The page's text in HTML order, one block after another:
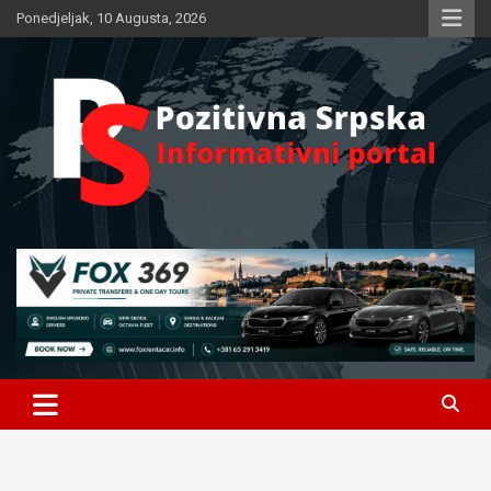
Skip
to
Ponedjeljak, 10 Augusta, 2026
Pozitivna Srpska